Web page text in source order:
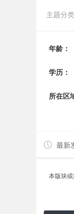
主题分类
年龄：
学历：
所在区
最新
本版块